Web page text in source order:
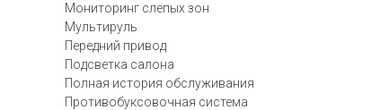
Мониторинг слепых зон
Мультируль
Передний привод
Подсветка салона
Полная история обслуживания
Противобуксовочная система